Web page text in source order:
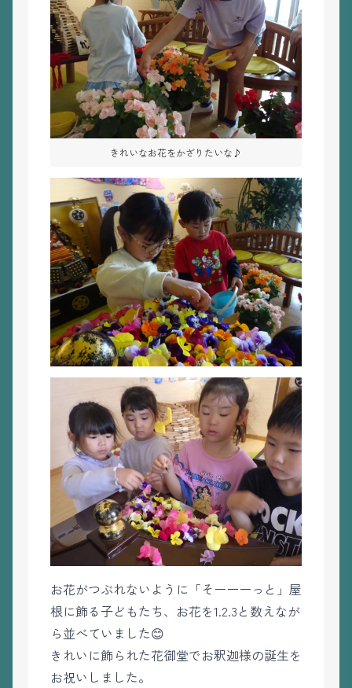
きれいなお花をかざりたいな♪
お花がつぶれないように「そーーーっと」屋
根に飾る子どもたち、お花を1.2.3と数えなが
ら並べていました😊
きれいに飾られた花御堂でお釈迦様の誕生を
お祝いしました。